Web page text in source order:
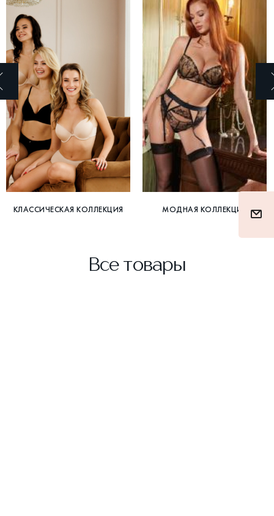
КЛАССИЧЕСКАЯ КОЛЛЕКЦИЯ МОДНАЯ КОЛЛЕКЦИЯ
Все товары